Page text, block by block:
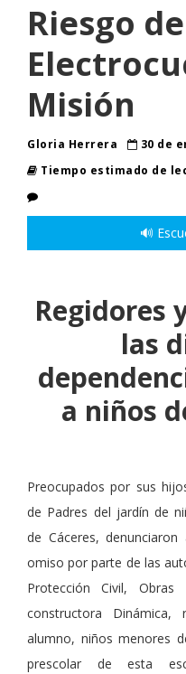
Riesgo de
Misión
Gloria Herrera
30 de
Tiempo estimado de
🔊
Regidores
las
a niños
Preocupados por sus
de Padres del jardín de
de Cáceres,
omiso por parte de las
Protección Civil,
constructora
alumno, niños menores
prescolar de esta